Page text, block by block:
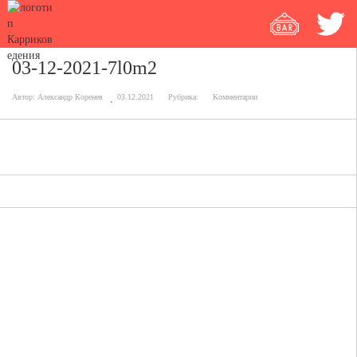
03-12-2021-7l0m2
Автор: Александр Коренев 03.12.2021 Рубрика: Комментарии